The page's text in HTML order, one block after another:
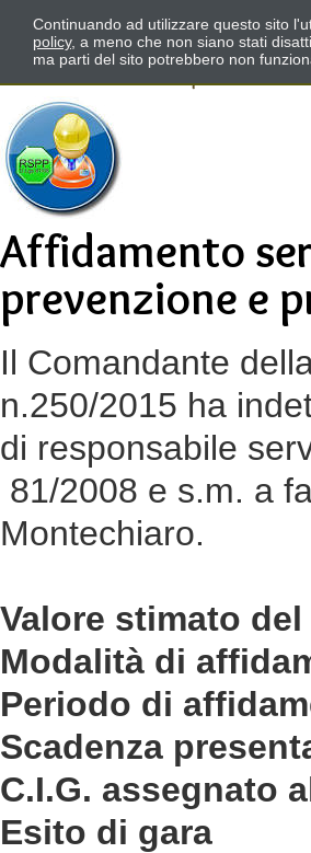
Affidamento
prevenzione e
Il Comandante
n.250/2015 ha
di responsabile
81/2008 e s.m. a
Montechiaro.
Valore stimato
Modalità di
Periodo di
Scadenza
C.I.G. assegnato
Esito di gara
Continuando ad utilizzare questo sito
policy, a meno che non siano stati
ma parti del sito potrebbero non